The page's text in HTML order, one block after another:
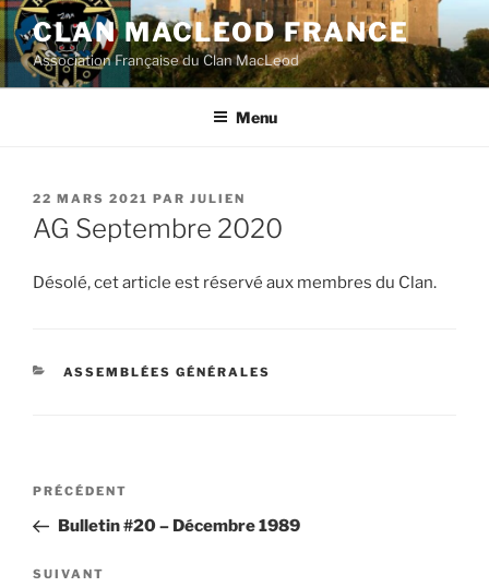
Aller
au
contenu
principal
CLAN MACLEOD FRANCE
Association Française du Clan MacLeod
Menu
PUBLIÉ
LE
22 MARS 2021 PAR JULIEN
AG Septembre 2020
Désolé, cet article est réservé aux membres du Clan.
CATÉGORIES
ASSEMBLÉES GÉNÉRALES
Navigation
l’article
Article
précédent
PRÉCÉDENT
Bulletin #20 – Décembre 1989
Article
SUIVANT